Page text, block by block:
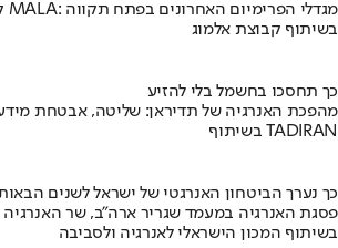
קבוצת אלמוג מציגה את פרויקט MALA: מגדלי הפרימיום האחרונים בפתח תקווה
בשיתוף קבוצת אלמוג
כך תחסכו בחשמל בלי להזיע
מהפכת האנרגיה של תדיראן: שליטה, אבטחת
בשיתוף TADIRAN
כך נערך הביטחון האנרגטי של ישראל לשנים
פסגת האנרגיה במעמד שגריר ארה"ב, שר האנרגיה
בשיתוף המכון הישראלי לאנרגיה ולסביבה